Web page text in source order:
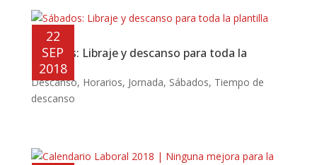
Sábados: Libraje y descanso para toda la
plantilla
22
SEP
2018
Descanso, Horarios, Jornada, Sábados, Tiempo de
descanso